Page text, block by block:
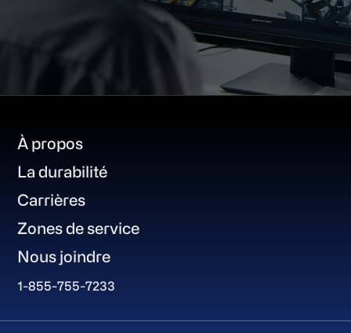
Footer
À propos
La durabilité
Carrières
Zones de service
Nous joindre
1-855-755-7233